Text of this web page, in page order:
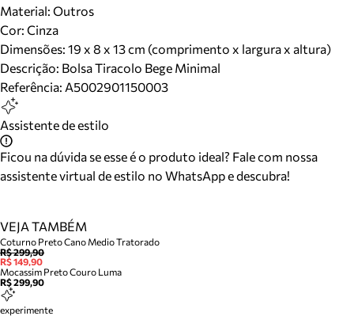
Material: Outros
Cor: Cinza
Dimensões: 19 x 8 x 13 cm (comprimento x largura x altura)
Descrição: Bolsa Tiracolo Bege Minimal
Referência: A5002901150003
Assistente de estilo
Ficou na dúvida se esse é o produto ideal? Fale com nossa
assistente virtual de estilo no WhatsApp e descubra!
VEJA TAMBÉM
Coturno Preto Cano Medio Tratorado
R$ 299,90
R$ 149,90
Mocassim Preto Couro Luma
R$ 299,90
experimente